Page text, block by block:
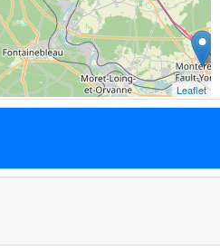
Leaflet